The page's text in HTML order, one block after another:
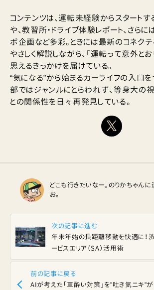
コンテンツは、運転未経験からスタートす
や、教習所・ドライブ体験レポート、さら
ボ企画など多彩。ときには最新のコネクテ
やさしく解説しながら、「運転って意外とお
思えるきっかけを届けている。
“気になる”から始まるカーライフの入口を
部ではジャンルにとらわれず、等身大の
との関係性を日々再発見している。
どこも行きたいなー。のりかちゃん
お。
前の記事に戻る
AIが考えた「車酔い対策」を“吐き気ニキ“
次の記事に進む
年末年始の長距離移動を快適に！
ービスエリア（SA）活用術